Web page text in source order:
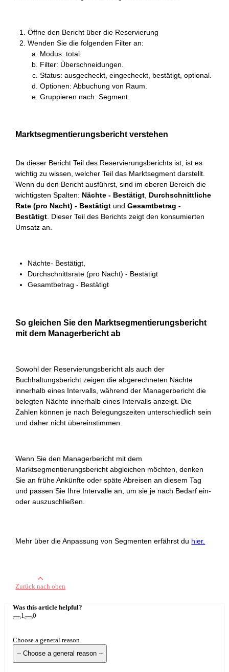
Öffne den Bericht über die Reservierung
Wenden Sie die folgenden Filter an:
Modus: total.
Filter: Überschneidungen.
Status: ausgecheckt, eingecheckt, bestätigt, optional.
Optionen: Abbuchung von Raum.
Gruppieren nach: Segment.
Marktsegmentierungsbericht verstehen
Da dieser Bericht Teil des Reservierungsberichts ist, ist es
wichtig zu wissen, welcher Teil das Marktsegment darstellt.
Wenn du den Bericht ausführst, sind im oberen Bereich die
wichtigsten Spalten: Nächte - Bestätigt Durchschnittliche
Rate (pro Nacht) - Bestätigt undGesamtbetrag -
Bestätigt . Dieser Teil des Berichts zeigt den konsumierten
Umsatz an.
Nächte- Bestätigt,
Durchschnittsrate (pro Nacht) - Bestätigt
Gesamtbetrag - Bestätigt
So gleichen Sie den Marktsegmentierungsbericht
mit dem Managerbericht ab
Sowohl der Reservierungsbericht als auch der
Buchhaltungsbericht zeigen die abgerechneten Nächte
innerhalb eines Intervalls, während der Managerbericht die
belegten Nächte innerhalb eines Intervalls anzeigt. Die
Zahlen können je nach Belegungszeiten unterschiedlich sein
und daher nicht übereinstimmen.
Wenn Sie den Managerbericht mit dem
Marktsegmentierungsbericht abgleichen möchten, denken
Sie an frühe Ankünfte oder späte Abreisen an diesem Tag
und passen Sie Ihre Intervalle an, um sie je nach Bedarf ein-
oder auszuschließen.
Mehr über die Anpassung von Segmenten erfährst du hier.
Zurück nach oben
Was this article helpful?
1
0
Choose a general reason
-- Choose a general reason --